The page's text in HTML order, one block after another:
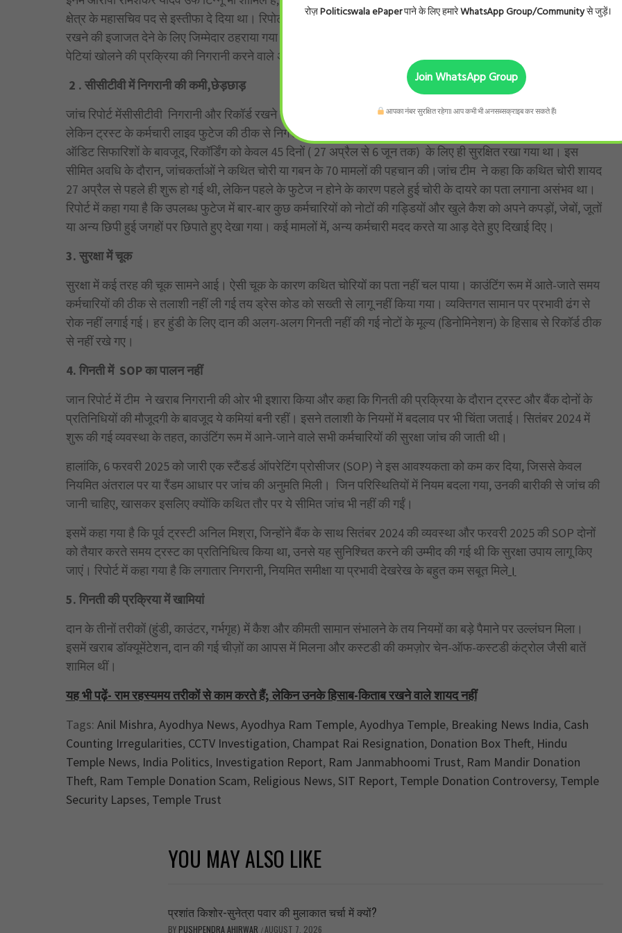
क्षेत्र के महासचिव पद से इस्तीफा दे दिया था। रिपोर्ट पोर्ट में आरोपी सुभाष श्रीवास्तव को भी इस अनौपचारिक व्यवस्था को जारी
रखने की इजाजत देने के लिए जिम्मेदार ठहराया गया। सुभाष श्रीवास्तव गिनती के इंचार्ज थे और इस मामले में गिरफ्तार किए गए, वे
पेटियां खोलने की प्रक्रिया की निगरानी करने वाले अधिकारी थे।
2 . सीसीटीवी में निगरानी की कमी,छेड़छाड़
जांच रिपोर्ट मेंसीसीटीवी निगरानी और रिकॉर्ड रखने के तरीके में बड़ी कमियां पाई गईं। हालांकि काउंटिंग रूम में कैमरे लगाए गए थे,
लेकिन ट्रस्ट के कर्मचारी लाइव फुटेज की ठीक से निगरानी करने में नाकाम रहे। फुटेज को 180 दिनों तक सुरक्षित रखने की पिछली
ऑडिट सिफारिशों के बावजूद, रिकॉर्डिंग को केवल 45 दिनों ( 27 अप्रैल से 6 जून तक) के लिए ही सुरक्षित रखा गया था। इस
सीमित अवधि के दौरान, जांचकर्ताओं ने कथित चोरी या गबन के 70 मामलों की पहचान की।जांच टीम ने कहा कि कथित चोरी शायद
27 अप्रैल से पहले ही शुरू हो गई थी, लेकिन पहले के फुटेज न होने के कारण पहले हुई चोरी के दायरे का पता लगाना असंभव था।
रिपोर्ट में कहा गया है कि उपलब्ध फुटेज में बार-बार कुछ कर्मचारियों को नोटों की गड्डियों और खुले कैश को अपने कपड़ों, जेबों, जूतों
या अन्य छिपी हुई जगहों पर छिपाते हुए देखा गया। कई मामलों में, अन्य कर्मचारी मदद करते या आड़ देते हुए दिखाई दिए।
3. सुरक्षा में चूक
सुरक्षा में कई तरह की चूक सामने आई। ऐसी चूक के कारण कथित चोरियों का पता नहीं चल पाया। काउंटिंग रूम में आते-जाते समय
कर्मचारियों की ठीक से तलाशी नहीं ली गई तय ड्रेस कोड को सख्ती से लागू नहीं किया गया। व्यक्तिगत सामान पर प्रभावी ढंग से
रोक नहीं लगाई गई। हर हुंडी के लिए दान की अलग-अलग गिनती नहीं की गई नोटों के मूल्य (डिनोमिनेशन) के हिसाब से रिकॉर्ड ठीक
से नहीं रखे गए।
4. गिनती में SOP का पालन नहीं
जान रिपोर्ट में टीम ने खराब निगरानी की ओर भी इशारा किया और कहा कि गिनती की प्रक्रिया के दौरान ट्रस्ट और बैंक दोनों के
प्रतिनिधियों की मौजूदगी के बावजूद ये कमियां बनी रहीं। इसने तलाशी के नियमों में बदलाव पर भी चिंता जताई। सितंबर 2024 में
शुरू की गई व्यवस्था के तहत, काउंटिंग रूम में आने-जाने वाले सभी कर्मचारियों की सुरक्षा जांच की जाती थी।
हालांकि, 6 फरवरी 2025 को जारी एक स्टैंडर्ड ऑपरेटिंग प्रोसीजर (SOP) ने इस आवश्यकता को कम कर दिया, जिससे केवल
नियमित अंतराल पर या रैंडम आधार पर जांच की अनुमति मिली। जिन परिस्थितियों में नियम बदला गया, उनकी बारीकी से जांच की
जानी चाहिए, खासकर इसलिए क्योंकि कथित तौर पर ये सीमित जांच भी नहीं की गईं।
इसमें कहा गया है कि पूर्व ट्रस्टी अनिल मिश्रा, जिन्होंने बैंक के साथ सितंबर 2024 की व्यवस्था और फरवरी 2025 की SOP दोनों
को तैयार करते समय ट्रस्ट का प्रतिनिधित्व किया था, उनसे यह सुनिश्चित करने की उम्मीद की गई थी कि सुरक्षा उपाय लागू किए
जाएं। रिपोर्ट में कहा गया है कि लगातार निगरानी, नियमित समीक्षा या प्रभावी देखरेख के बहुत कम सबूत मिले।
5. गिनती की प्रक्रिया में खामियां
दान के तीनों तरीकों (हुंडी, काउंटर, गर्भगृह) में कैश और कीमती सामान संभालने के तय नियमों का बड़े पैमाने पर उल्लंघन मिला।
इसमें खराब डॉक्यूमेंटेशन, दान की गई चीज़ों का आपस में मिलना और कस्टडी की कमज़ोर चेन-ऑफ-कस्टडी कंट्रोल जैसी बातें
शामिल थीं।
यह भी पढ़ें- राम रहस्यमय तरीकों से काम करते हैं; लेकिन उनके हिसाब-किताब रखने वाले शायद नहीं
Tags: Anil Mishra,Ayodhya News,Ayodhya Ram Temple,Ayodhya Temple, Breaking News India, Cash
Counting Irregularities, CCTV Investigation, Champat Rai Resignation, Donation Box Theft, Hindu
Temple News, India Politics, Investigation Report, Ram Janmabhoomi Trust, Ram Mandir Donation
Theft, Ram Temple Donation Scam, Religious News, SIT Report, Temple Donation Controversy, Temple
Security Lapses, Temple Trust
YOU MAY ALSO LIKE
प्रशांत किशोर-सुनेत्रा पवार की मुलाकात चर्चा में क्यों?
BY PUSHPENDRA AHIRWAR /AUGUST 7, 2026
रोज़Politicswala ePaperपाने के लिए हमारेWhatsApp Group/Communityसे जुड़ें।
Join WhatsApp Group
आपका नंबर सुरक्षित रहेगा। आप कभी भी अनसब्सक्राइब कर सकते हैं।